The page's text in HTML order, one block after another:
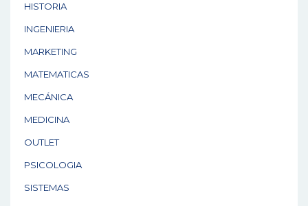
HISTORIA
INGENIERIA
MARKETING
MATEMATICAS
MECÁNICA
MEDICINA
OUTLET
PSICOLOGIA
SISTEMAS